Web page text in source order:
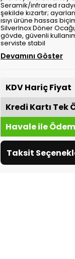
Seramik/infrared
şekilde kızartır;
ısıyı ürüne hassas
SilverInox Döner
gövde, güvenli
serviste stabil
Devamını Göster
KDV Hariç Fiyat
Kredi Kartı Tek
Havale ile
Taksit